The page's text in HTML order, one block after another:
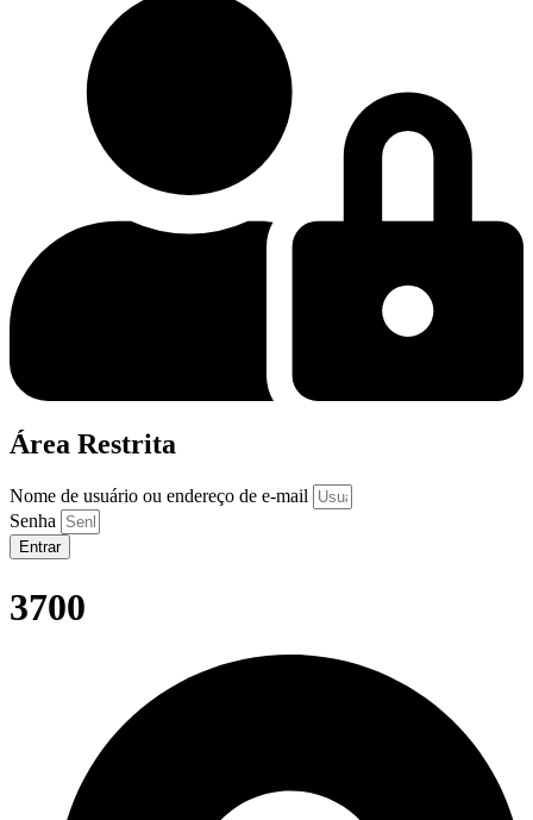
Área Restrita
Nome de usuário ou endereço de e-mail
Senha
Entrar
3700